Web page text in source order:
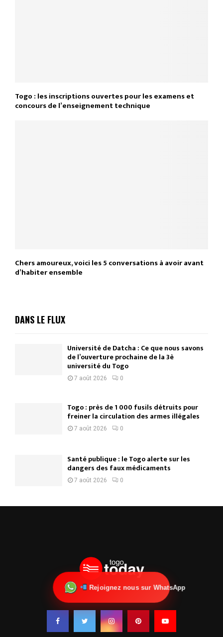
Togo : les inscriptions ouvertes pour les examens et
concours de l’enseignement technique
Chers amoureux, voici les 5 conversations à avoir avant
d’habiter ensemble
DANS LE FLUX
Université de Datcha : Ce que nous savons
de l’ouverture prochaine de la 3è
université du Togo
7 août 2026 0
Togo : près de 1 000 fusils détruits pour
freiner la circulation des armes illégales
7 août 2026 0
Santé publique : le Togo alerte sur les
dangers des faux médicaments
7 août 2026 0
Rejoignez nous sur WhatsApp